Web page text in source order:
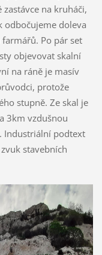
na kruháči,
odbočujeme doleva
Po pár set
objevovat skalní
na ráně je masív
protože
stupně. Ze skal je
3km vzdušnou
Industriální podtext
stavebních